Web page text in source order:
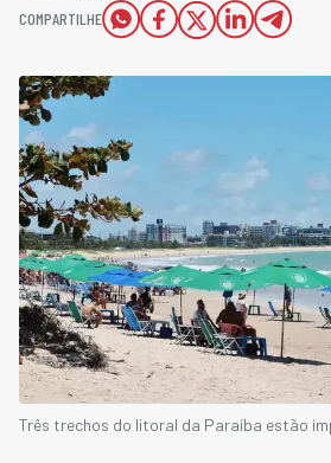
COMPARTILHE
Três trechos do litoral da Paraíba estão